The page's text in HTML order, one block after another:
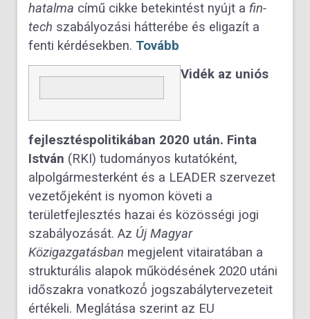
hatalma című cikke betekintést nyújt a fin-
tech szabályozási hátterébe és eligazít a
fenti kérdésekben. Tovább
Vidék az uniós
fejlesztéspolitikában 2020 után. Finta
István (RKI) tudományos kutatóként,
alpolgármesterként és a LEADER szervezet
vezetőjeként is nyomon követi a
területfejlesztés hazai és közösségi jogi
szabályozását. Az Új Magyar
Közigazgatásban megjelent vitairatában a
strukturális alapok működésének 2020 utáni
időszakra vonatkozó́ jogszabálytervezeteit
értékeli. Meglátása szerint az EU